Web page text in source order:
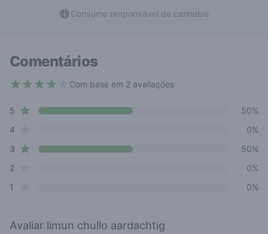
Consumo responsável de cannabis
Comentários
Com base em 2 avaliações
Review data
5 star reviews
50%
4star reviews
0%
3 star reviews
50%
2
0%
1
0%
Avaliar limun chullo aardachtig